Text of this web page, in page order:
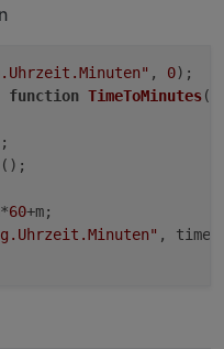
, 0);
function TimeToMinutes(
();
60+m;
,